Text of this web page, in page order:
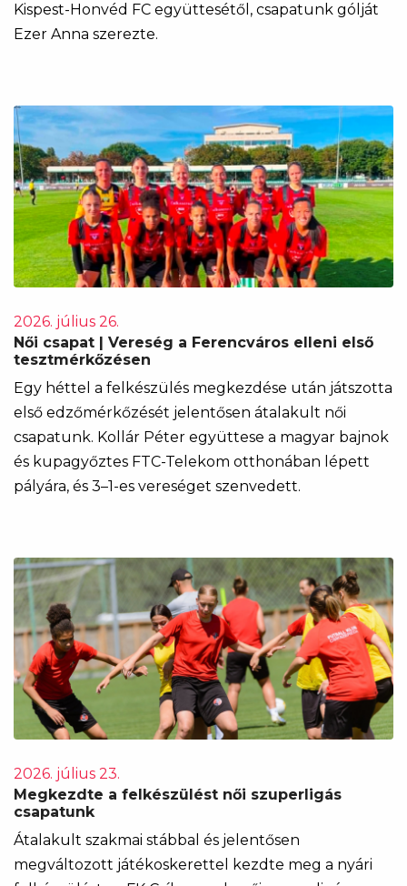
Kispest-Honvéd FC együttesétől, csapatunk gólját
Ezer Anna szerezte.
2026. július 26.
Női csapat | Vereség a Ferencváros elleni első
tesztmérkőzésen
Egy héttel a felkészülés megkezdése után játszotta
első edzőmérkőzését jelentősen átalakult női
csapatunk. Kollár Péter együttese a magyar bajnok
és kupagyőztes FTC-Telekom otthonában lépett
pályára, és 3–1-es vereséget szenvedett.
2026. július 23.
Megkezdte a felkészülést női szuperligás
csapatunk
Átalakult szakmai stábbal és jelentősen
megváltozott játékoskerettel kezdte meg a nyári